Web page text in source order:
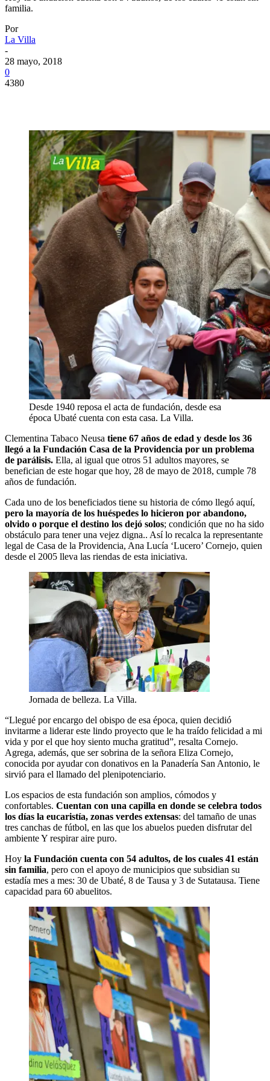
familia.
Por
La Villa
-
28 mayo, 2018
0
4380
Desde 1940 reposa el acta de fundación, desde esa
época Ubaté cuenta con esta casa. La Villa.
Clementina Tabaco Neusa tiene 67 años de edad y desde los 36
llegó a la Fundación Casa de la Providencia por un problema
de parálisis. Ella, al igual que otros 51 adultos mayores, se
benefician de este hogar que hoy, 28 de mayo de 2018, cumple 78
años de fundación.
Cada uno de los beneficiados tiene su historia de cómo llegó aquí,
pero la mayoría de los huéspedes lo hicieron por abandono,
olvido o porque el destino los dejó solos; condición que no ha sido
obstáculo para tener una vejez digna.. Así lo recalca la representante
legal de Casa de la Providencia, Ana Lucía ‘Lucero’ Cornejo, quien
desde el 2005 lleva las riendas de esta iniciativa.
Jornada de belleza. La Villa.
“Llegué por encargo del obispo de esa época, quien decidió
invitarme a liderar este lindo proyecto que le ha traído felicidad a mi
vida y por el que hoy siento mucha gratitud”, resalta Cornejo.
Agrega, además, que ser sobrina de la señora Eliza Cornejo,
conocida por ayudar con donativos en la Panadería San Antonio, le
sirvió para el llamado del plenipotenciario.
Los espacios de esta fundación son amplios, cómodos y
confortables. Cuentan con una capilla en donde se celebra todos
los días la eucaristía, zonas verdes extensas: del tamaño de unas
tres canchas de fútbol, en las que los abuelos pueden disfrutar del
ambiente Y respirar aire puro.
Hoy la Fundación cuenta con 54 adultos, de los cuales 41 están
sin familia, pero con el apoyo de municipios que subsidian su
estadía mes a mes: 30 de Ubaté, 8 de Tausa y 3 de Sutatausa. Tiene
capacidad para 60 abuelitos.